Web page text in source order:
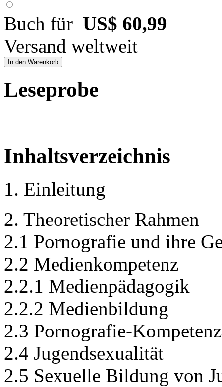
Buch für US$ 60,99
Versand weltweit
In den Warenkorb
Leseprobe
Inhaltsverzeichnis
1. Einleitung
2. Theoretischer Rahmen
2.1 Pornografie und ihre
2.2 Medienkompetenz
2.2.1 Medienpädagogik
2.2.2 Medienbildung
2.3 Pornografie-Kompetenz
2.4 Jugendsexualität
2.5 Sexuelle Bildung von